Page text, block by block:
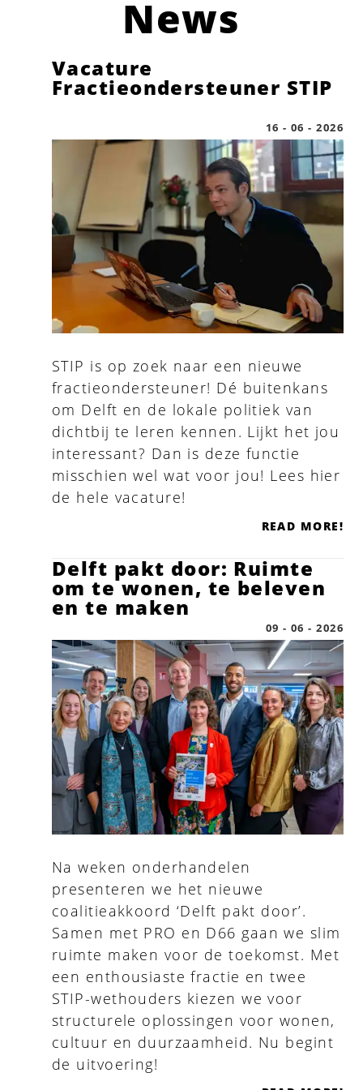
give children space to grow, and youth
a seat at the table.News
Vacature
Fractieondersteuner STIP
16 - 06 - 2026
STIP is op zoek naar een nieuwe
fractieondersteuner! Dé buitenkans
om Delft en de lokale politiek van
dichtbij te leren kennen. Lijkt het jou
interessant? Dan is deze functie
misschien wel wat voor jou! Lees hier
de hele vacature!
READ MORE!
Delft pakt door: Ruimte
om te wonen, te beleven
en te maken
09 - 06 - 2026
Na weken onderhandelen
presenteren we het nieuwe
coalitieakkoord ‘Delft pakt door’.
Samen met PRO en D66 gaan we slim
ruimte maken voor de toekomst. Met
een enthousiaste fractie en twee
STIP-wethouders kiezen we voor
structurele oplossingen voor wonen,
cultuur en duurzaamheid. Nu begint
de uitvoering!